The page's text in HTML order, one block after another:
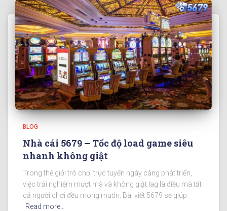
BLOG
Nhà cái 5679 – Tốc độ load game siêu
nhanh không giật
Trong thế giới trò chơi trực tuyến ngày càng phát triển,
việc trải nghiệm mượt mà và không giật lag là điều mà tất
cả người chơi đều mong muốn. Bài viết 5679 sẽ giúp
Read more…